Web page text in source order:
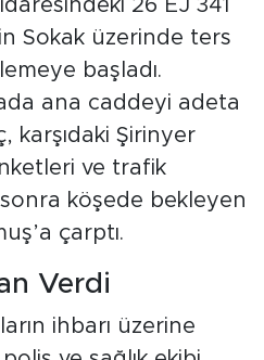
26 EJ 341
Sokak üzerinde ters
başladı.
ana caddeyi adeta
karşıdaki Şirinyer
ve trafik
sonra köşede bekleyen
çarptı.
Verdi
ihbarı üzerine